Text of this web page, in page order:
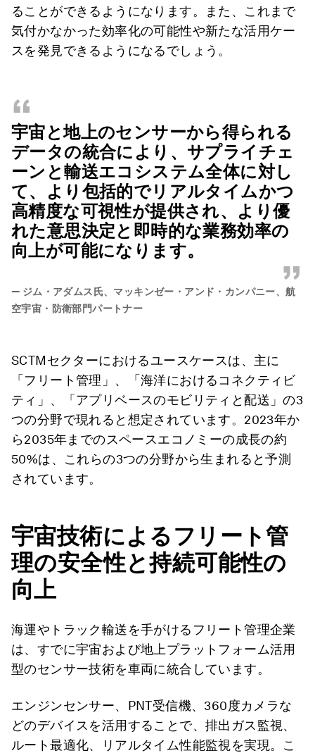
ることができるようになります。また、これまで
気付かなかった効率化の可能性や新たな活用ケー
スを発見できるようになるでしょう。
“
宇宙と地上のセンサーから得られる
データの統合により、サプライチェ
ーンと輸送エコシステム全体に対し
て、より包括的でリアルタイムかつ
高精度な可視性が提供され、より優
れた意思決定と即時的な業務効率の
向上が可能になります。
”
— ジム・アダムス氏、マッキンゼー・アンド・カンパニー、航
空宇宙・防衛部門パートナー
SCTMセクターにおけるユースケースは、主に
「フリート管理」、「海洋におけるコネクティビ
ティ」、「アプリベースのモビリティと配送」の3
つの分野で現れると想定されています。2023年か
ら2035年までのスペースエコノミーの成長の約
50%は、これらの3つの分野から生まれると予測
されています。
宇宙技術によるフリート管
理の安全性と持続可能性の
向上
海運やトラック輸送を手がけるフリート管理企業
は、すでに宇宙および地上プラットフォーム活用
型のセンサー技術を車両に統合しています。
エンジンセンサー、PNT受信機、360度カメラな
どのデバイスを活用することで、排出ガス監視、
ルート最適化、リアルタイム性能監視を実現。こ